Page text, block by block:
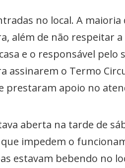
no local. A maioria
além de não respeitar
e o responsável
assinarem o Termo
prestaram apoio no
aberta na tarde de
impedem o
estavam bebendo no